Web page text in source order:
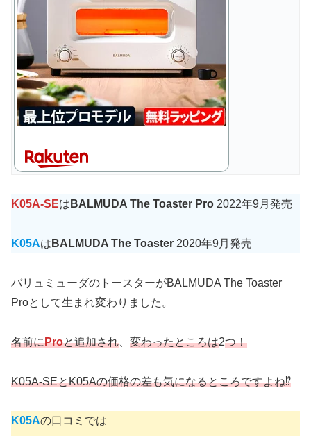
K05A-SEは BALMUDA The Toaster Pro 2022年9月発売
K05Aは BALMUDA The Toaster 2020年9月発売
バリュミューダのトースターがBALMUDA The Toaster
Proとして生まれ変わりました。
名前にProと追加され 変わったところは2つ！
K05A-SEとK05Aの価格の差も気になるところですよね⁉︎
K05Aの口コミでは